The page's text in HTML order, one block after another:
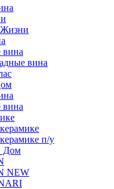
вина
вина
вина
п/у
Дом
NEW